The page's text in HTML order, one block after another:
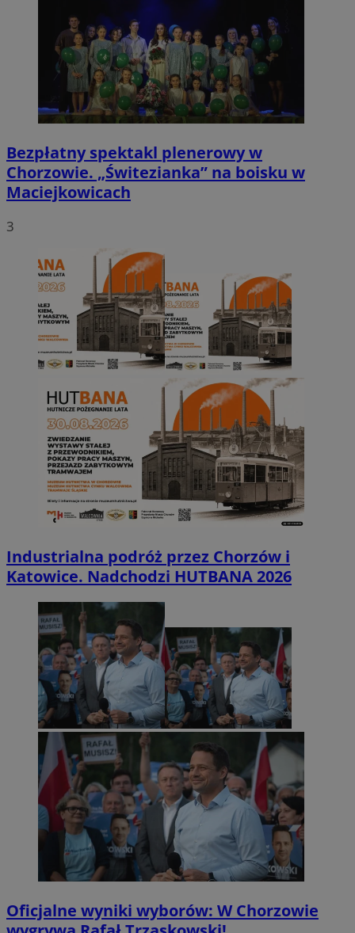
Bezpłatny spektakl plenerowy w
Chorzowie. „Świtezianka” na boisku w
Maciejkowicach
3
Industrialna podróż przez Chorzów i
Katowice. Nadchodzi HUTBANA 2026
Oficjalne wyniki wyborów: W Chorzowie